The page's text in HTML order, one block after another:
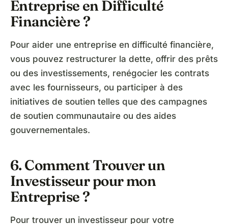
Entreprise en Difficulté
Financière ?
Pour aider une entreprise en difficulté financière,
vous pouvez restructurer la dette, offrir des prêts
ou des investissements, renégocier les contrats
avec les fournisseurs, ou participer à des
initiatives de soutien telles que des campagnes
de soutien communautaire ou des aides
gouvernementales.
6. Comment Trouver un
Investisseur pour mon
Entreprise ?
Pour trouver un investisseur pour votre